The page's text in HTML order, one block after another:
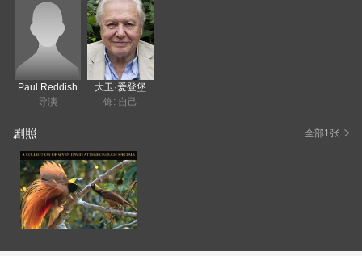
Paul Reddish
导演
大卫·爱登堡
饰: 自己
剧照 全部1张